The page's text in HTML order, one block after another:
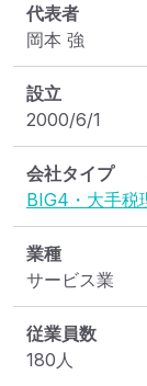
代表者
岡本 強
設立
2000/6/1
会社タイプ
BIG4・大手税
業種
サービス業
従業員数
180人